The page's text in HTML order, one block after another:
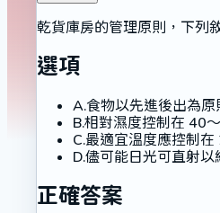
乾貨庫房的管理原則，下列
選項
A.食物以先進後出為原
B.相對濕度控制在 40
C.最適宜溫度應控制
D.儘可能日光可直射以
正確答案